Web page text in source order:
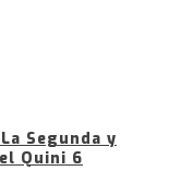
Segunda y
Quini 6